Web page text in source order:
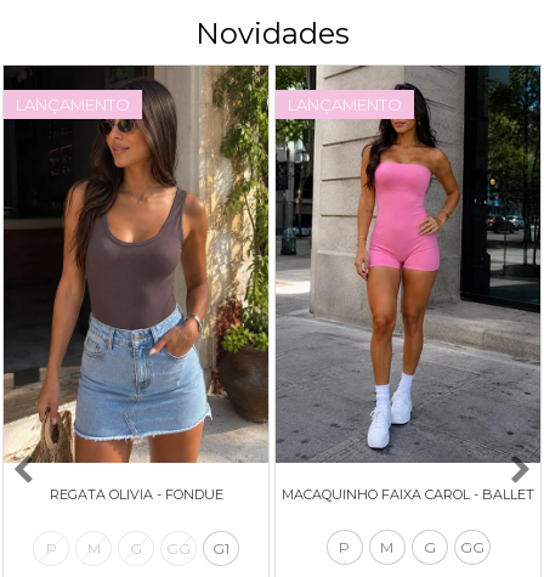
Novidades
LANÇAMENTO
REGATA OLIVIA - FONDUE
P M G GG G1
LANÇAMENTO
MACAQUINHO FAIXA CAROL - BALLET
P M G GG